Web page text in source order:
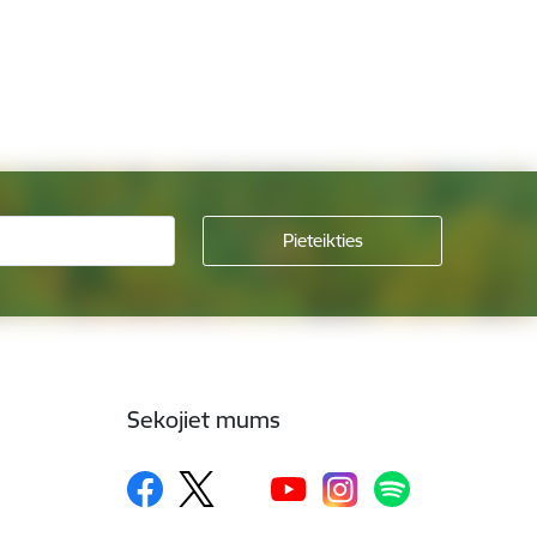
Sekojiet mums